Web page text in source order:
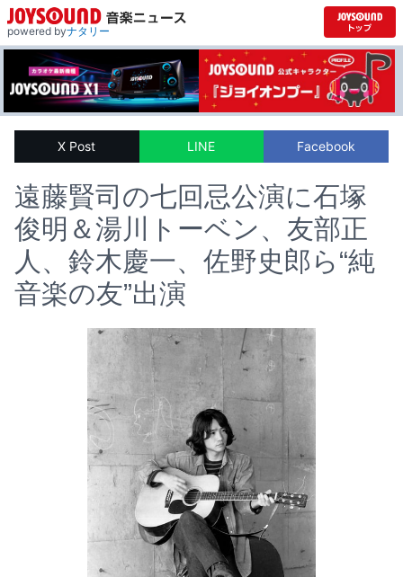
powered byナタリー
X Post LINE Facebook
遠藤賢司の七回忌公演に石塚
俊明＆湯川トーベン、友部正
人、鈴木慶一、佐野史郎ら“純
音楽の友”出演